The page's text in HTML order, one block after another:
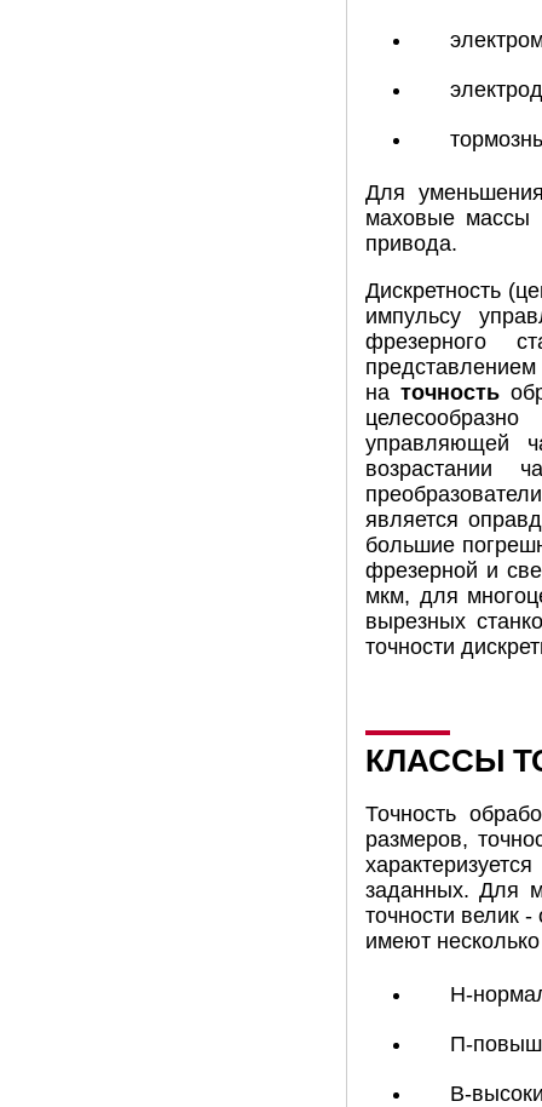
Для
маховые массы
привода.
Дискретность
импульсу
фрезерного
наточность
управляющей
возрастании
является
большие
фрезерной и
мкм, для
вырезных
точности
КЛАССЫ
Точность
размеров,
заданных. Для
точности велик
имеют
Н-
П-
В-